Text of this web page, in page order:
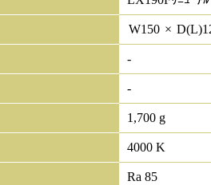
W150 × D(L)
-
-
1,700 g
4000 K
Ra 85